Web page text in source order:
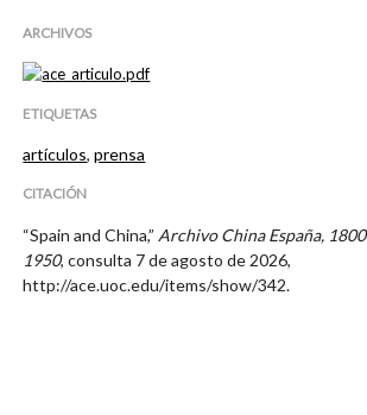
ARCHIVOS
ETIQUETAS
artículos,prensa
CITACIÓN
“Spain and China,” Archivo China España,
1950, consulta 7 de agosto de 2026,
http://ace.uoc.edu/items/show/342.